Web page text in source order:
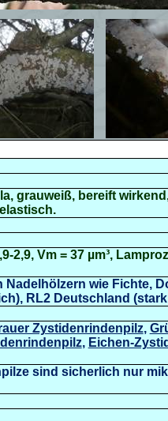
grauweiß, bereift
2,9, Vm = 37µm³,
wie Fichte,
RL2 Deutschland
Zystidenrindenpilz,
, Eichen-
sind sicherlich nur